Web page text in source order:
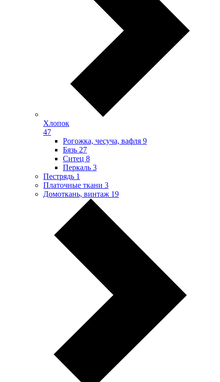
Хлопок
47
Рогожка, чесуча, вафля 9
Бязь 27
Ситец 8
Перкаль 3
Пестрядь 1
Платочные ткани 3
Домоткань, винтаж 19